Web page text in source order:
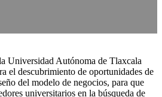
Universidad Autónoma de Tlaxcala
el descubrimiento de oportunidades de
del modelo de negocios, para que
universitarios en la búsqueda de